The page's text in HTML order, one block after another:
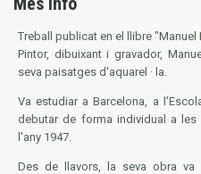
Treball publicat en el llibre
Pintor, dibuixant i gravador,
seva paisatges d'aquarel · la.
Va estudiar a Barcelona, a
debutar de forma individual a les
l'any 1947.
Des de llavors, la seva obra